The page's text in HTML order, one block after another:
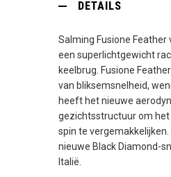
DETAILS
Salming Fusione
een superlichtgewicht
keelbrug. Fusione
van bliksemsnelheid,
heeft het nieuwe
gezichtsstructuur om
spin te
nieuwe Black Diamond-
Italië.